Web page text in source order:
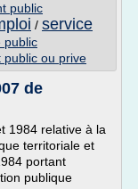
public
/ service
public
public ou prive
de
1984 relative à la
territoriale et
portant
publique